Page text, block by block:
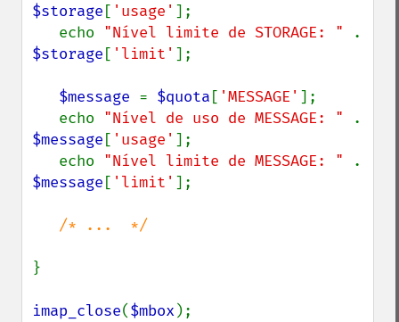
$storage [ 'usage' ];
   echo
"Nível limite de STORAGE: "
$storage [ 'limit' ];
$message = $quota [ 'MESSAGE' ];
   echo
"Nível de uso de MESSAGE: "
$message [ 'usage' ];
   echo
"Nível limite de MESSAGE: "
$message [ 'limit' ];
/* ...  */
}
imap_close($mbox